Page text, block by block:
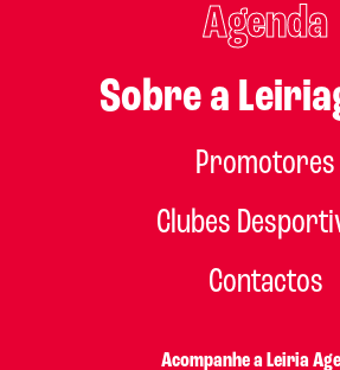
Agenda
Sobre a
Promotores
Clubes
Contactos
Acompanhe a Leiria